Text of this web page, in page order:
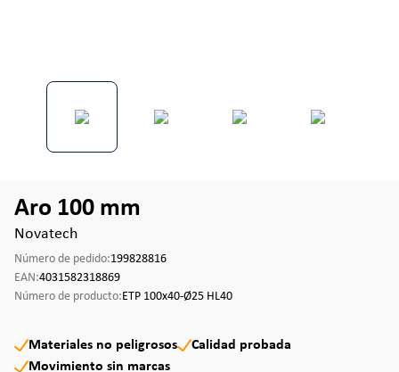
Aro 100 mm
Novatech
Número de pedido:199828816
EAN:4031582318869
Número de producto:ETP 100x40-Ø25 HL40
Materiales no peligrosos
Calidad probada
Movimiento sin marcas